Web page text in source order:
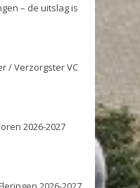
– de uitslag is
/ Verzorgster VC
2026-2027